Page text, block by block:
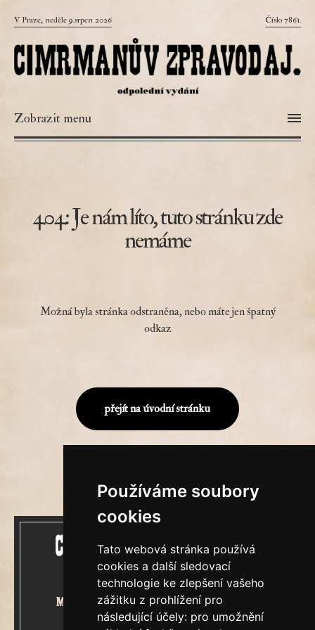
Používáme soubory
cookies
Tato webová stránka používá
cookies a další sledovací
technologie ke zlepšení vašeho
zážitku z prohlížení pro
následující účely: pro umožnění
V Praze, neděle 9.srpen 2026 Číslo 7861.
Zobrazit menu
404: Je nám líto, tuto stránku zde
nemáme
Možná byla stránka odstraněna, nebo máte jen špatný
odkaz
přejít na úvodní stránku
Mecenášem Cimrmanova Zpravodaje
je společnost